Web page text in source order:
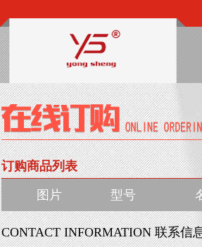
订购商品列表
图片 型号
CONTACT INFORMATION 联系信